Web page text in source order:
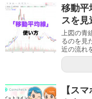
移動
スを見
上図の青
るのを見
近の流れ
【ス